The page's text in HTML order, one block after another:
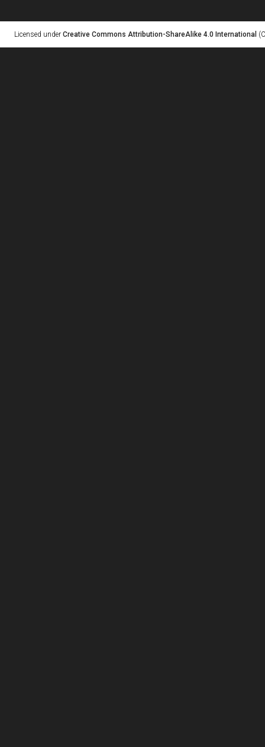
Licensed under Creative Commons Attribution-ShareAlike 4.0 International